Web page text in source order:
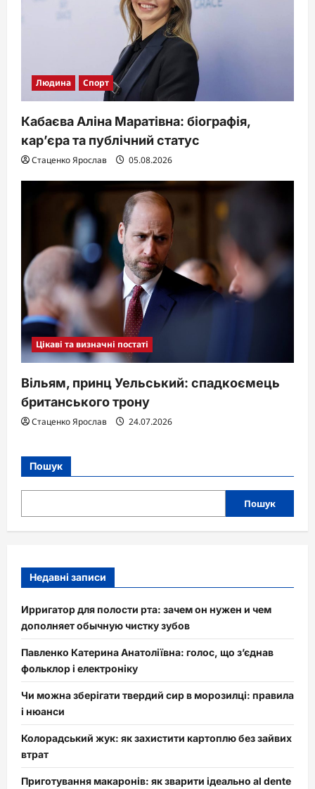
Людина Спорт
Кабаєва Аліна Маратівна: біографія,
кар’єра та публічний статус
Стаценко Ярослав 05.08.2026
Цікаві та визначні постаті
Вільям, принц Уельський: спадкоємець
британського трону
Стаценко Ярослав 24.07.2026
Пошук
Пошук
Недавні записи
Ирригатор для полости рта: зачем он нужен и чем
дополняет обычную чистку зубов
Павленко Катерина Анатоліївна: голос, що з’єднав
фольклор і електроніку
Чи можна зберігати твердий сир в морозилці: правила
і нюанси
Колорадський жук: як захистити картоплю без зайвих
втрат
Приготування макаронів: як зварити ідеально al dente